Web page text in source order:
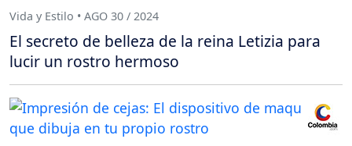
Vida y Estilo • AGO 30 / 2024
El secreto de belleza de la reina Letizia para
lucir un rostro hermoso